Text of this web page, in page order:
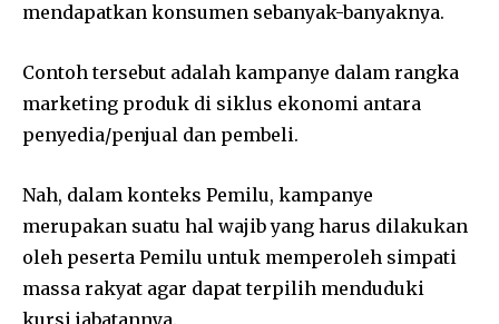
mendapatkan konsumen sebanyak-banyaknya.
Contoh tersebut adalah kampanye dalam rangka
marketing produk di siklus ekonomi antara
penyedia/penjual dan pembeli.
Nah, dalam konteks Pemilu, kampanye
merupakan suatu hal wajib yang harus dilakukan
oleh peserta Pemilu untuk memperoleh simpati
massa rakyat agar dapat terpilih menduduki